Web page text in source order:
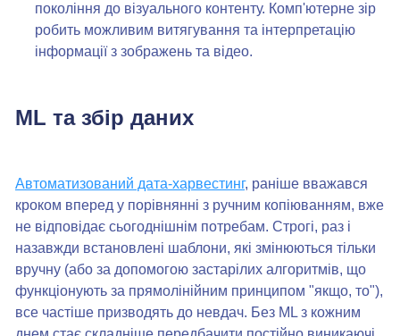
покоління до візуального контенту. Комп'ютерне зір
робить можливим витягування та інтерпретацію
інформації з зображень та відео.
ML та збір даних
Автоматизований дата-харвестинг, раніше вважався
кроком вперед у порівнянні з ручним копіюванням, вже
не відповідає сьогоднішнім потребам. Строгі, раз і
назавжди встановлені шаблони, які змінюються тільки
вручну (або за допомогою застарілих алгоритмів, що
функціонують за прямолінійним принципом "якщо, то"),
все частіше призводять до невдач. Без ML з кожним